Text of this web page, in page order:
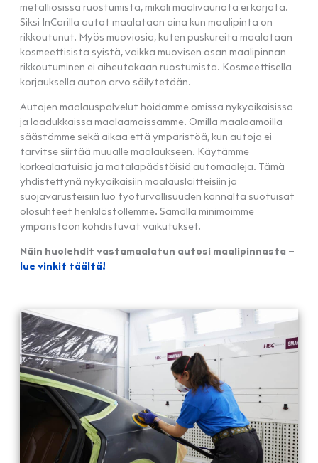
metalliosissa ruostumista, mikäli maalivauriota ei korjata.
Siksi InCarilla autot maalataan aina kun maalipinta on
rikkoutunut. Myös muoviosia, kuten puskureita maalataan
kosmeettisista syistä, vaikka muovisen osan maalipinnan
rikkoutuminen ei aiheutakaan ruostumista. Kosmeettisella
korjauksella auton arvo säilytetään.
Autojen maalauspalvelut hoidamme omissa nykyaikaisissa
ja laadukkaissa maalaamoissamme. Omilla maalaamoilla
säästämme sekä aikaa että ympäristöä, kun autoja ei
tarvitse siirtää muualle maalaukseen. Käytämme
korkealaatuisia ja matalapäästöisiä automaaleja. Tämä
yhdistettynä nykyaikaisiin maalauslaitteisiin ja
suojavarusteisiin luo työturvallisuuden kannalta suotuisat
olosuhteet henkilöstöllemme. Samalla minimoimme
ympäristöön kohdistuvat vaikutukset.
Näin huolehdit vastamaalatun autosi maalipinnasta –
lue vinkit täältä!